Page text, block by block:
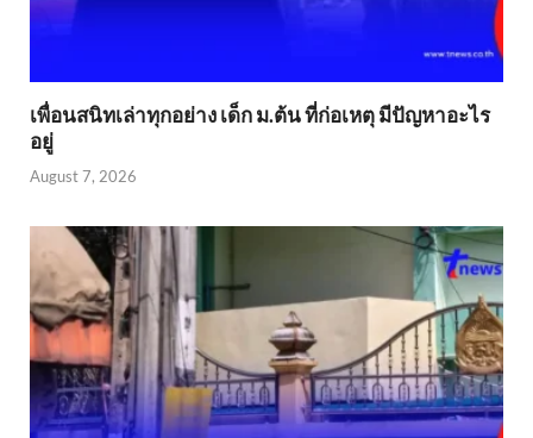
เพื่อนสนิทเล่าทุกอย่าง เด็ก ม.ต้น ที่ก่อเหตุ มีปัญหาอะไร
อยู่
August 7, 2026